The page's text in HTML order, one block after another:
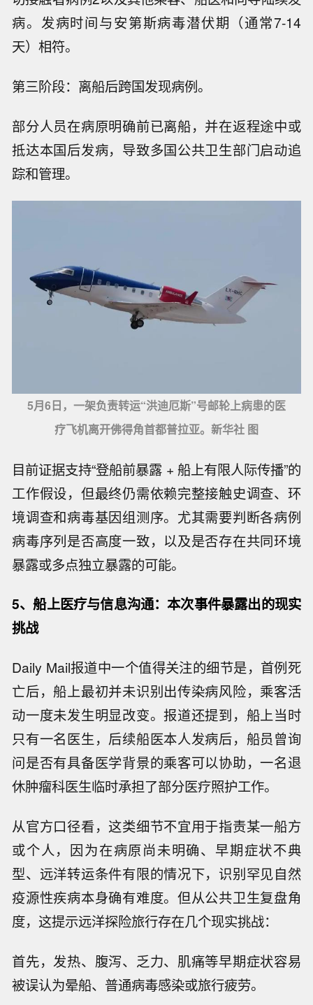
病。发病时间与安第斯病毒潜伏期（通常7-14
天）相符。
第三阶段：离船后跨国发现病例。
部分人员在病原明确前已离船，并在返程途中或
抵达本国后发病，导致多国公共卫生部门启动追
踪和管理。
5月6日，一架负责转运“洪迪厄斯”号邮轮上病患的医
疗飞机离开佛得角首都普拉亚。新华社 图
目前证据支持“登船前暴露 + 船上有限人际传播”的
工作假设，但最终仍需依赖完整接触史调查、环
境调查和病毒基因组测序。尤其需要判断各病例
病毒序列是否高度一致，以及是否存在共同环境
暴露或多点独立暴露的可能。
5、船上医疗与信息沟通：本次事件暴露出的现实
挑战
Daily Mail报道中一个值得关注的细节是，首例死
亡后，船上最初并未识别出传染病风险，乘客活
动一度未发生明显改变。报道还提到，船上当时
只有一名医生，后续船医本人发病后，船员曾询
问是否有具备医学背景的乘客可以协助，一名退
休肿瘤科医生临时承担了部分医疗照护工作。
从官方口径看，这类细节不宜用于指责某一船方
或个人，因为在病原尚未明确、早期症状不典
型、远洋转运条件有限的情况下，识别罕见自然
疫源性疾病本身确有难度。但从公共卫生复盘角
度，这提示远洋探险旅行存在几个现实挑战：
首先，发热、腹泻、乏力、肌痛等早期症状容易
被误认为晕船、普通病毒感染或旅行疲劳。